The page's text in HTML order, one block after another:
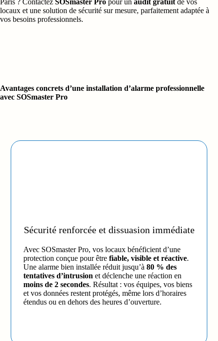
Paris ? Contactez SOSmaster Pro pour un audit gratuit de vos
locaux et une solution de sécurité sur mesure, parfaitement adaptée à
vos besoins professionnels.
Avantages concrets d’une installation d’alarme professionnelle
avec SOSmaster Pro
Sécurité renforcée et dissuasion immédiate
Avec SOSmaster Pro, vos locaux bénéficient d’une
protection conçue pour êtrefiable, visible et réactive.
Une alarme bien installée réduit jusqu’à80 % des
tentatives d’intrusion et déclenche une réaction en
moins de 2 secondes. Résultat : vos équipes, vos biens
et vos données restent protégés, même lors d’horaires
étendus ou en dehors des heures d’ouverture.